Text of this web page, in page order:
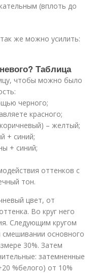
(вплоть до
же можно усилить:
Таблица
чтобы можно было
черного;
красного;
– желтый;
+ синий;
+ синий;
оттенков с
тон.
цвет, от
Во круг него
Следующим кругом
основного
30%. Затем
затемненные
%белого) от 10%